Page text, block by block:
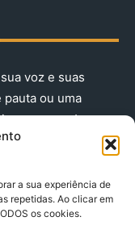
a sua experiência de
repetidas. Ao clicar em
os cookies.
voz e suas
pauta ou uma
nos agora!